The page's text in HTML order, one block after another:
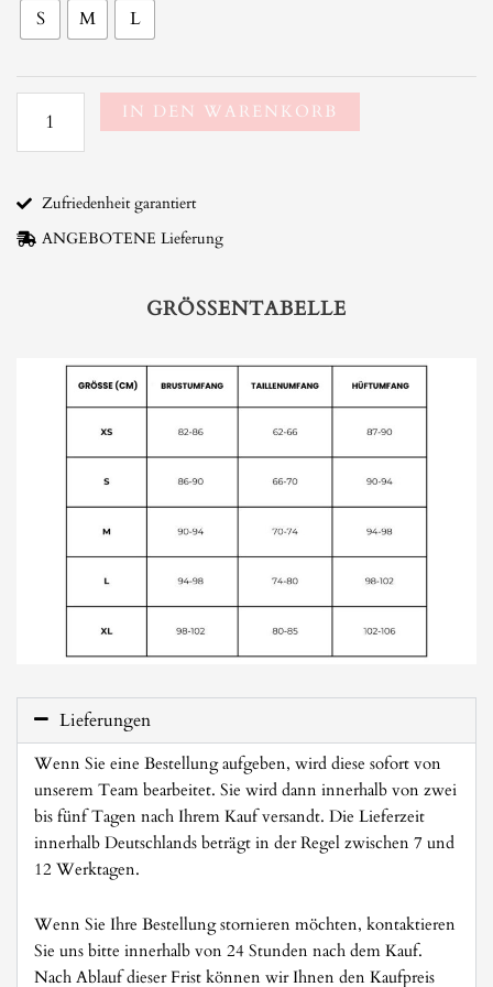
S M L
boho
Kleid
Menge
IN DEN WARENKORB
Zufriedenheit garantiert
ANGEBOTENE Lieferung
GRÖSSENTABELLE
Lieferungen
Wenn Sie eine Bestellung aufgeben, wird diese sofort von
unserem Team bearbeitet. Sie wird dann innerhalb von zwei
bis fünf Tagen nach Ihrem Kauf versandt. Die Lieferzeit
innerhalb Deutschlands beträgt in der Regel zwischen 7 und
12 Werktagen.
Wenn Sie Ihre Bestellung stornieren möchten, kontaktieren
Sie uns bitte innerhalb von 24 Stunden nach dem Kauf.
Nach Ablauf dieser Frist können wir Ihnen den Kaufpreis